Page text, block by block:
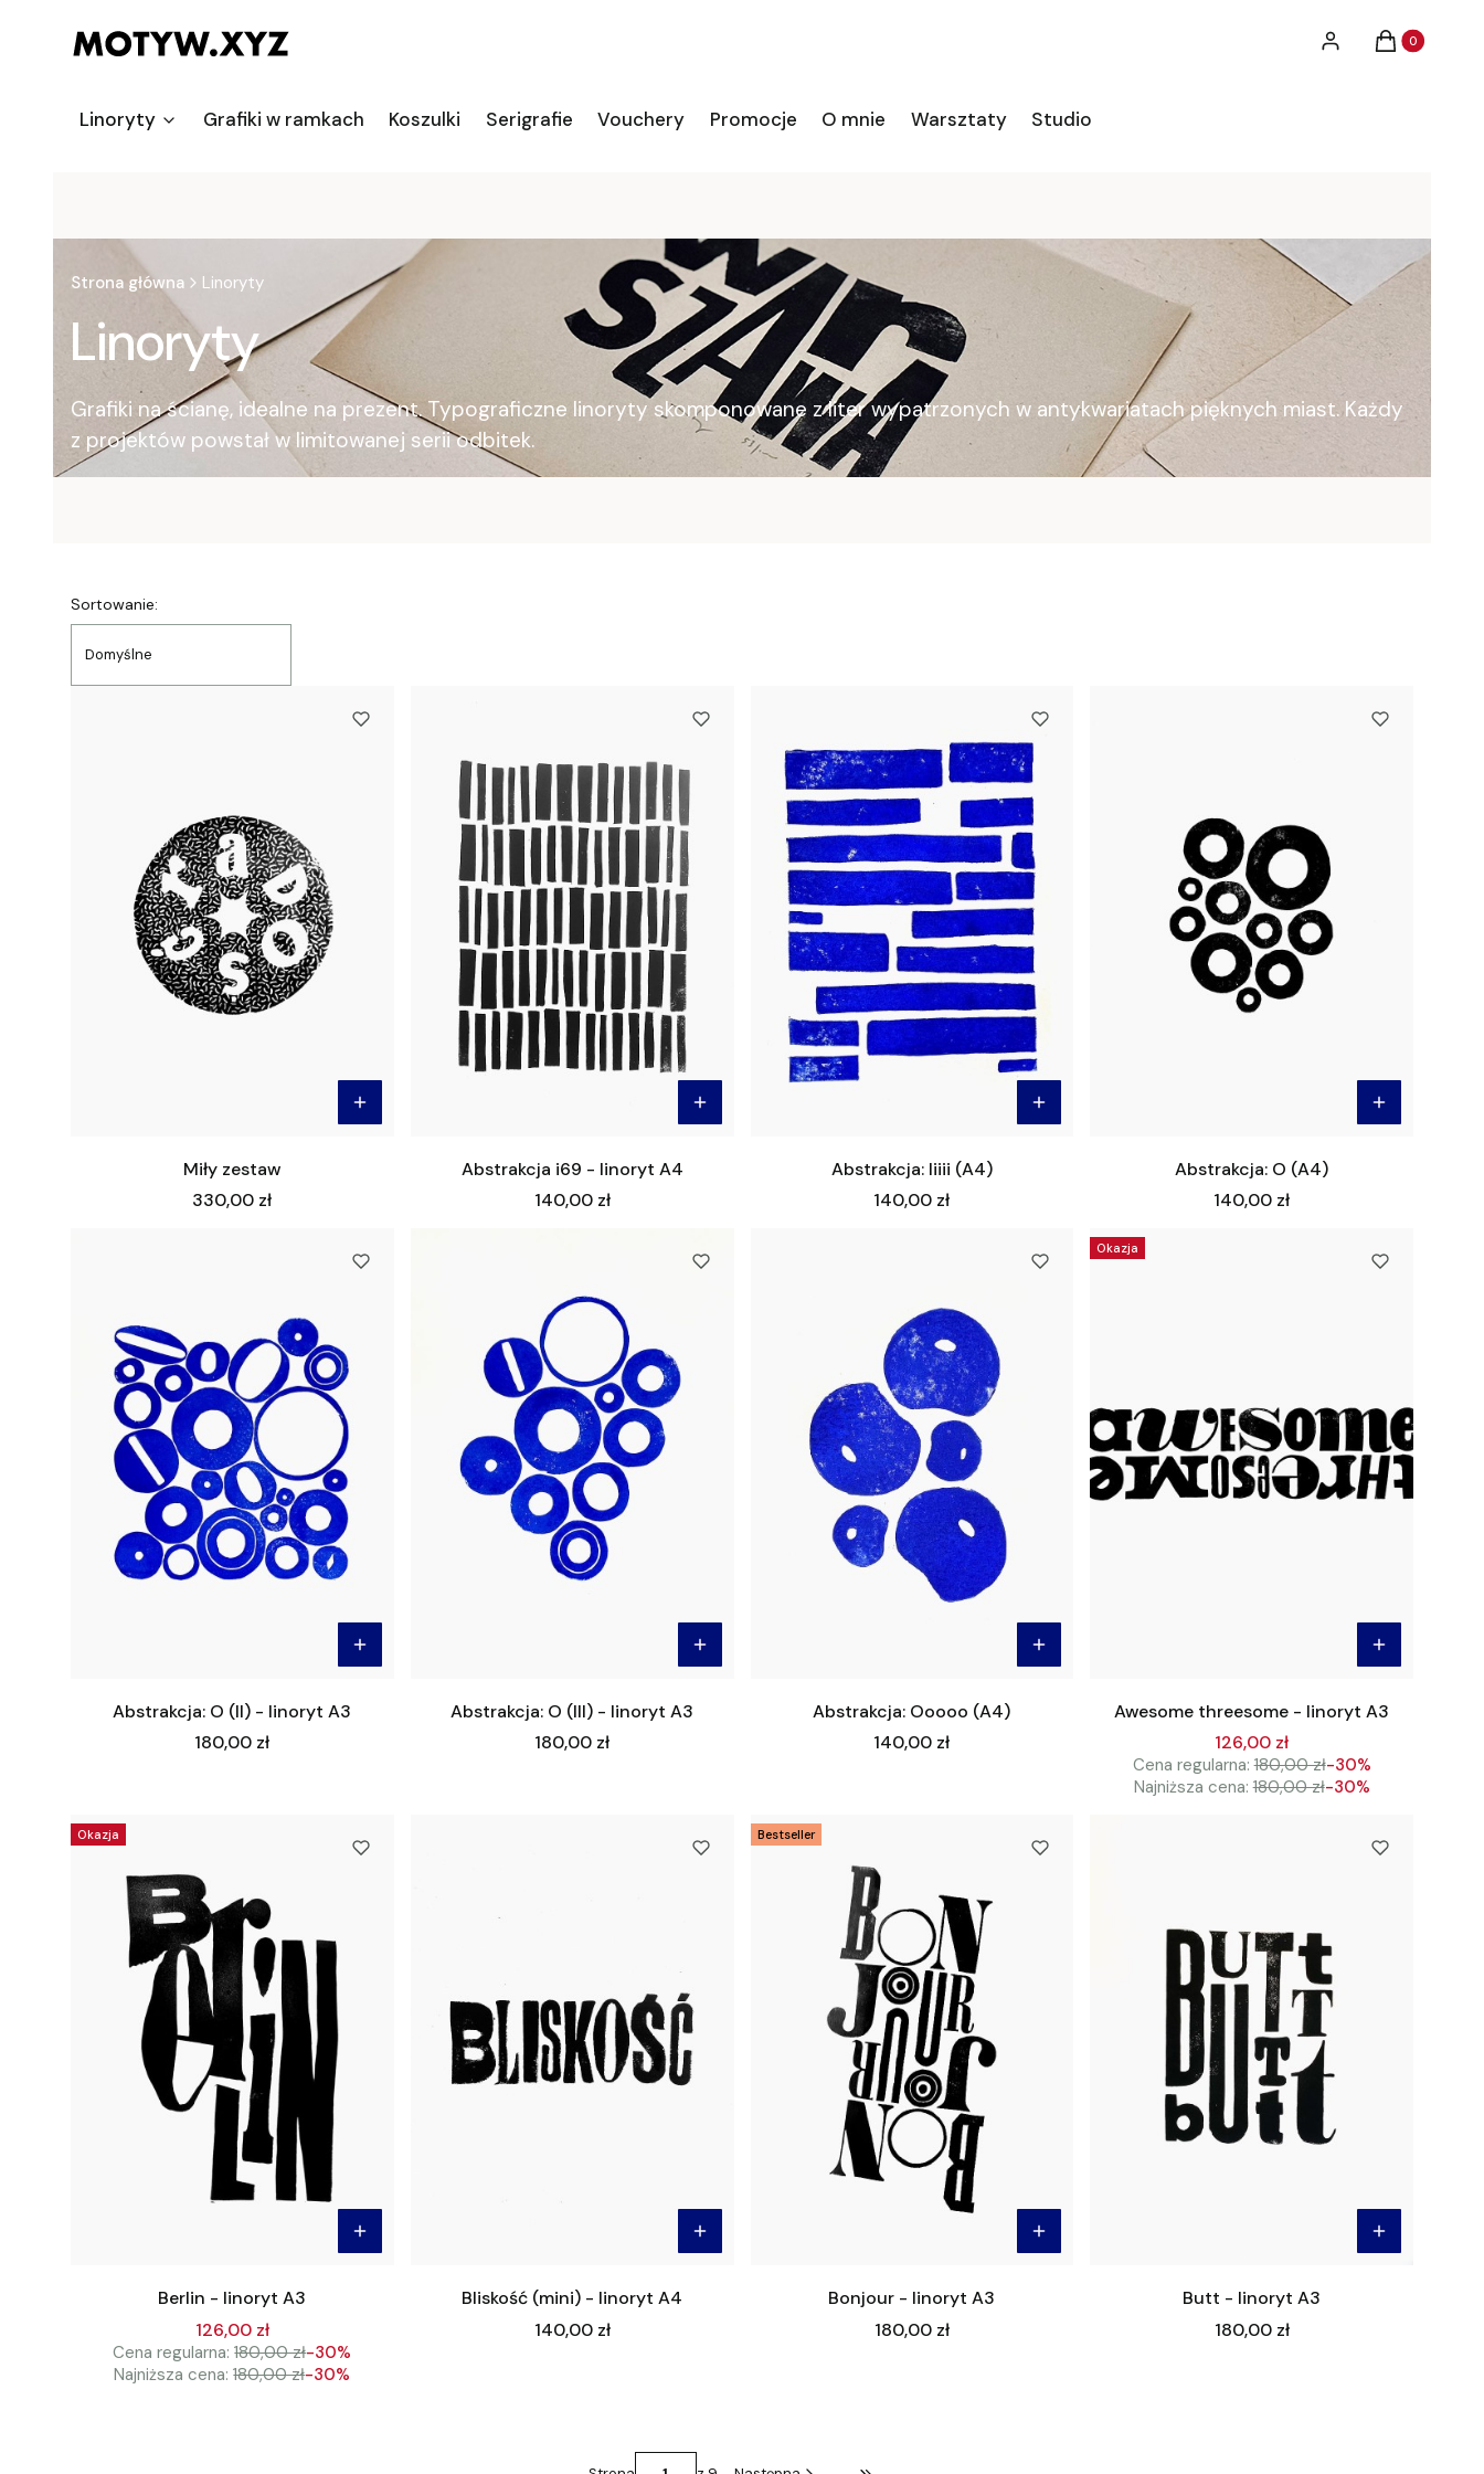
Zaloguj sięProdukty w
Koszyk
Linoryty Grafiki w ramkach Koszulki Serigrafie Vouchery Promocje O mnie Warsztaty Studio
Strona główna Linoryty
Linoryty
Grafiki na ścianę, idealne na prezent. Typograficzne linoryty skomponowane z liter wypatrzonych w antykwariatach pięknych miast. Każdy
z projektów powstał w limitowanej serii odbitek.
Lista produktów
Sortowanie:
Domyślne
Miły zestaw
Cena
330,00 zł
Abstrakcja i69 - linoryt A4
Cena
140,00 zł
Abstrakcja: Iiiii (A4)
Cena
140,00 zł
Abstrakcja: O (A4)
Cena
140,00 zł
Abstrakcja: O (II) - linoryt A3
Cena
180,00 zł
Abstrakcja: O (III) - linoryt A3
Cena
180,00 zł
Abstrakcja: Ooooo (A4)
Cena
140,00 zł
Okazja
Awesome threesome - linoryt A3
126,00 zł
Cena regularna: 180,00 zł-30%
Najniższa cena: 180,00 zł-30%
Okazja
Berlin - linoryt A3
126,00 zł
Cena regularna: 180,00 zł-30%
Najniższa cena: 180,00 zł-30%
Bliskość (mini) - linoryt A4
Cena
140,00 zł
Bestseller
Bonjour - linoryt A3
Cena
180,00 zł
Butt - linoryt A3
Cena
180,00 zł